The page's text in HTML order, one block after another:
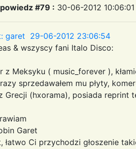
#79 : 30-06-2012
garet 29-06-2012 23:06:54
& wszyscy fani Italo Disco:
z Meksyku ( music_forever ),
sprzedawałem mu płyty,
Grecji (hxorama), posiada reprint
Garet
łatwo Ci przychodzi głoszenie